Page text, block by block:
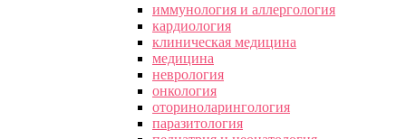
иммунология и аллергология
кардиология
клиническая медицина
медицина
неврология
онкология
оториноларингология
паразитология